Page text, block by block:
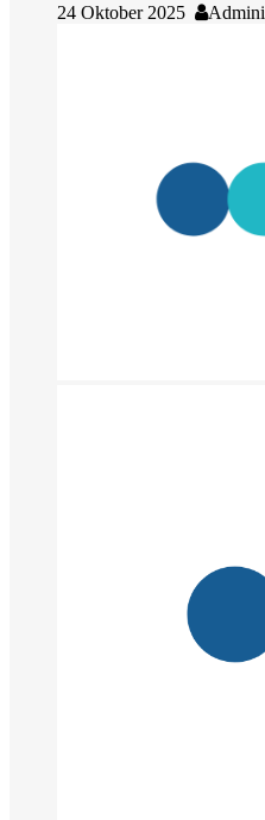
24 Oktober 2025